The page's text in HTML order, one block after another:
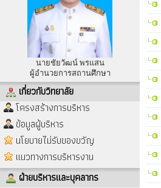
นายชัยวัฒน์ พรแสน
ผู้อำนวยการสถานศึกษา
เกี่ยวกับวิทยาลัย
โครงสร้างการบริหาร
ข้อมูลผู้บริหาร
นโยบายไม่รับของขวัญ
แนวทางการบริหารงาน
ฝ่ายบริหารและบุคลากร